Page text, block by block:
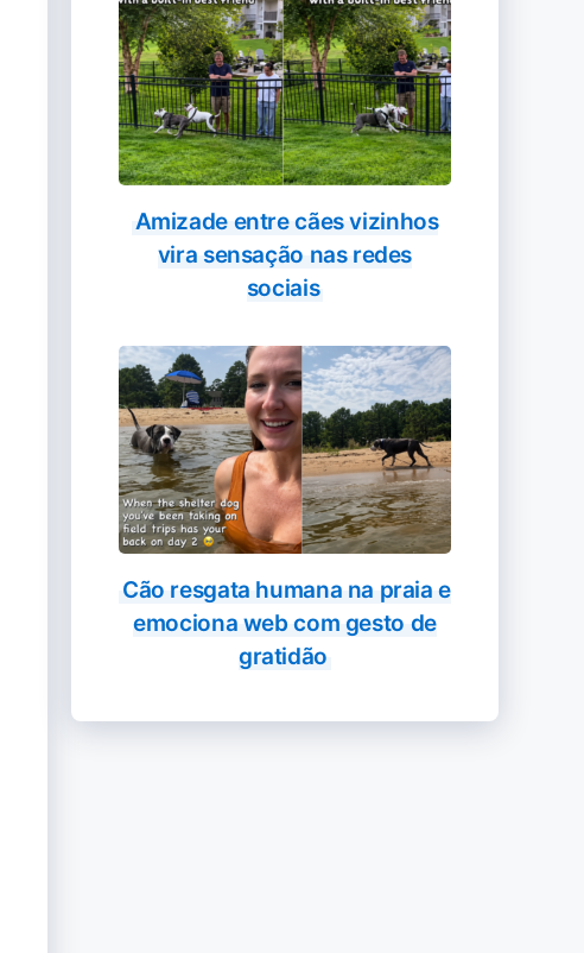
Amizade entre cães vizinhos
vira sensação nas redes
sociais
Cão resgata humana na praia e
emociona web com gesto de
gratidão